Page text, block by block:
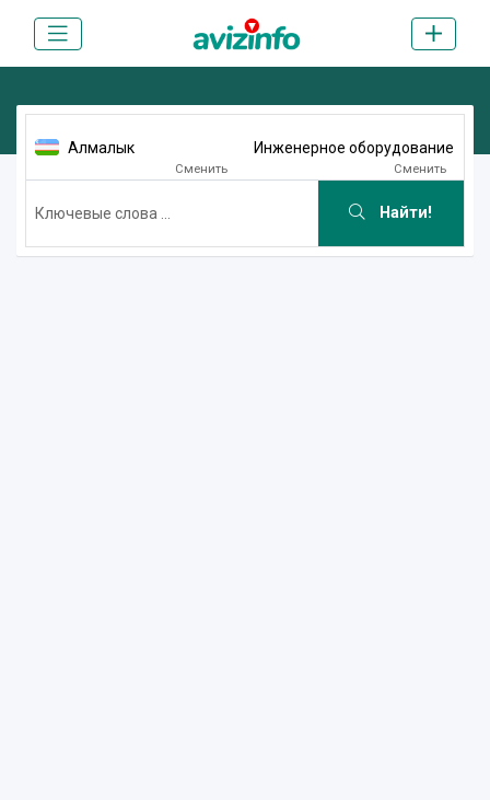
Алмалык
Сменить
Инженерное оборудование
Сменить
Найти!